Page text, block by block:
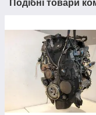
Подібні товари